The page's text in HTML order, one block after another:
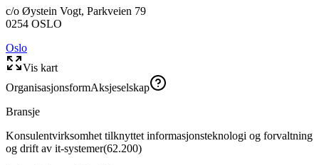
c/o Øystein Vogt, Parkveien 79
0254 OSLO
Oslo
Vis kart
OrganisasjonsformAksjeselskap
Bransje
Konsulentvirksomhet tilknyttet informasjonsteknologi og forvaltning
og drift av it-systemer(62.200)